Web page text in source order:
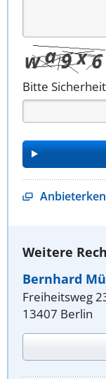
Bitte
Weitere
Bernhard
Freiheitsweg
13407 Berlin